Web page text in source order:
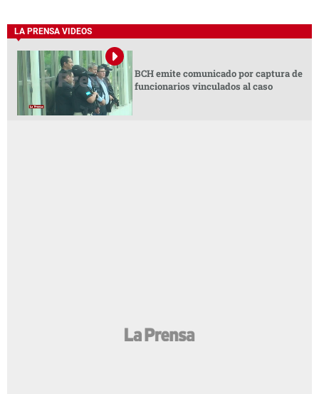
LA PRENSA VIDEOS
BCH emite comunicado por captura de
funcionarios vinculados al caso